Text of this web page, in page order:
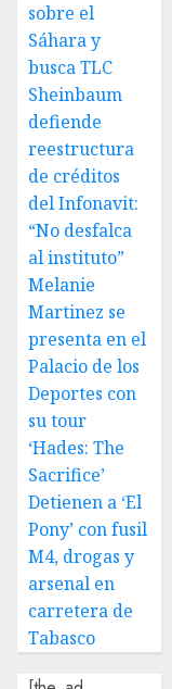
sobre el
Sáhara y
busca TLC
Sheinbaum
defiende
reestructura
de créditos
del Infonavit:
“No desfalca
al instituto”
Melanie
Martinez se
presenta en el
Palacio de los
Deportes con
su tour
‘Hades: The
Sacrifice’
Detienen a ‘El
Pony’ con fusil
M4, drogas y
arsenal en
carretera de
Tabasco